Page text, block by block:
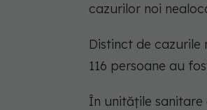
cazurilor noi
Distinct de
116 persoane au
În unitățile sanitare